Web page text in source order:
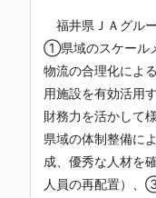
福井県ＪＡグル
①県域のスケール
物流の合理化によ
用施設を有効活用
財務力を活かして
県域の体制整備に
成、優秀な人材を
人員の再配置）、